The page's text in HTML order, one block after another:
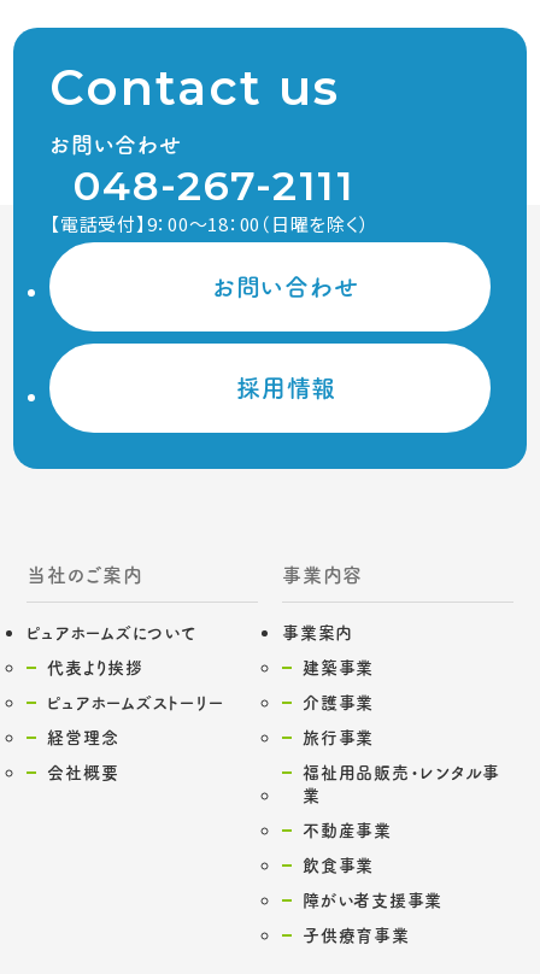
Contact us
お問い合わせ
048-267-2111
【電話受付】9：00～18：00（日曜を除く）
お問い合わせ
採用情報
当社のご案内
ピュアホームズについて
代表より挨拶
ピュアホームズストーリー
経営理念
会社概要
事業内容
事業案内
建築事業
介護事業
旅行事業
福祉用品販売・レンタル事
業
不動産事業
飲食事業
障がい者支援事業
子供療育事業